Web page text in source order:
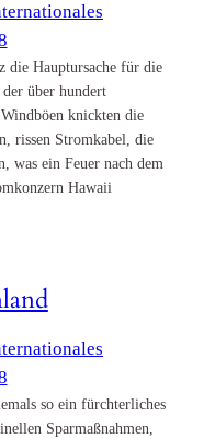
die Hauptursache für die
über hundert
knickten die
rissen Stromkabel, die
was ein Feuer nach dem
Hawaii
so ein fürchterliches
Sparmaßnahmen,